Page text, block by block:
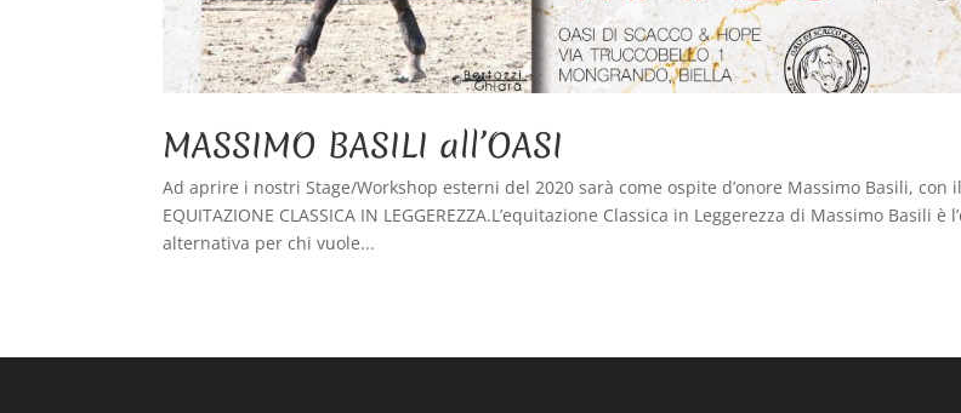
MASSIMO BASILI all’OASI
Ad aprire i nostri Stage/Workshop esterni del 2020 sarà come ospite d’onore Massimo Basili, con
EQUITAZIONE CLASSICA IN LEGGEREZZA.L’equitazione Classica in Leggerezza di Massimo Basili è
alternativa per chi vuole...